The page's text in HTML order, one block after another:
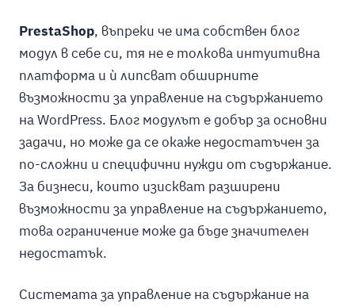
PrestaShop, въпреки че има собствен блог
модул в себе си, тя не е толкова интуитивна
платформа и ѝ липсват обширните
възможности за управление на съдържанието
на WordPress. Блог модулът е добър за основни
задачи, но може да се окаже недостатъчен за
по-сложни и специфични нужди от съдържание.
За бизнеси, които изискват разширени
възможности за управление на съдържанието,
това ограничение може да бъде значителен
недостатък.
Системата за управление на съдържание на